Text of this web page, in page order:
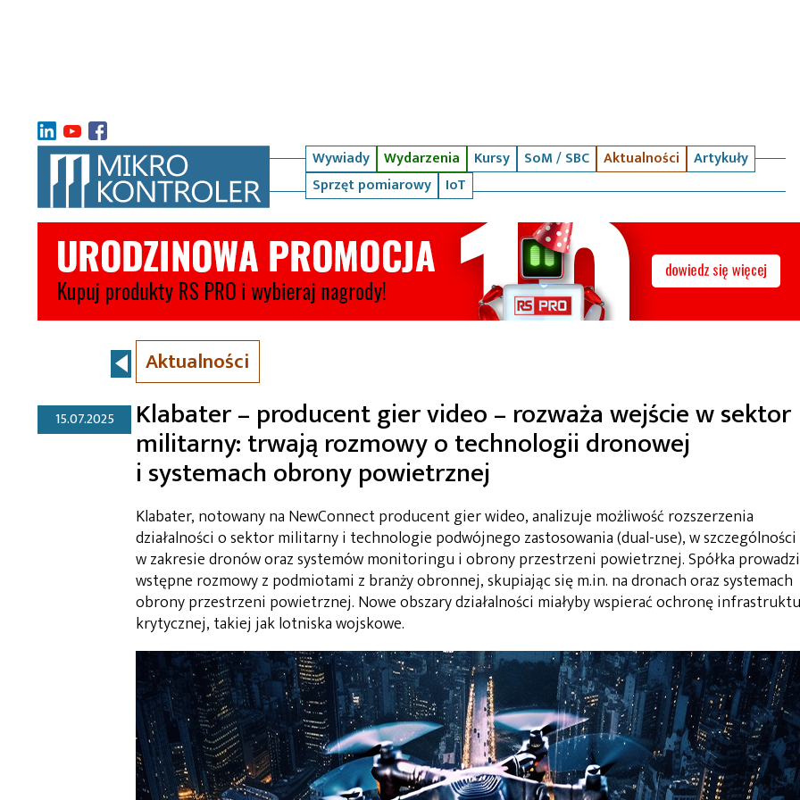
Wywiady Wydarzenia Kursy SoM / SBC Aktualności
Artykuły
Sprzęt pomiarowy
IoT
Aktualności
15.07.2025 Klabater – producent gier video – rozważa wejście w sektor
militarny: trwają rozmowy o technologii dronowej
i systemach obrony powietrznej
Klabater, notowany na NewConnect producent gier wideo, analizuje możliwość rozszerzenia
działalności o sektor militarny i technologie podwójnego zastosowania (dual-use), w szczególności
w zakresie dronów oraz systemów monitoringu i obrony przestrzeni powietrznej. Spółka prowadzi
wstępne rozmowy z podmiotami z branży obronnej, skupiając się m.in. na dronach oraz systemach
obrony przestrzeni powietrznej. Nowe obszary działalności miałyby wspierać ochronę
krytycznej, takiej jak lotniska wojskowe.